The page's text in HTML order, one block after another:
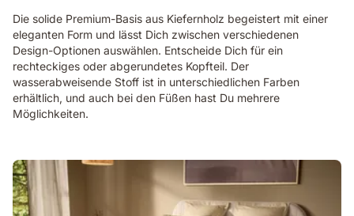
Die solide Premium-Basis aus Kiefernholz begeistert mit einer
eleganten Form und lässt Dich zwischen verschiedenen
Design-Optionen auswählen. Entscheide Dich für ein
rechteckiges oder abgerundetes Kopfteil. Der
wasserabweisende Stoff ist in unterschiedlichen Farben
erhältlich, und auch bei den Füßen hast Du mehrere
Möglichkeiten.